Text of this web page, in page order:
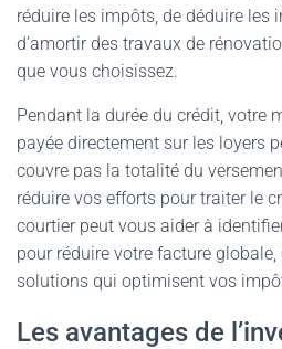
réduire les impôts, de déduire les
d’amortir des travaux de
que vous choisissez.
Pendant la durée du crédit, votre
payée directement sur les loyers
couvre pas la totalité du
réduire vos efforts pour traiter le
courtier peut vous aider à
pour réduire votre facture
solutions qui optimisent vos
Les avantages de